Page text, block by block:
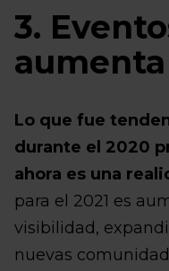
3.
Lo que fue
durante el 2020
ahora es una
para el 2021 es
visibilidad,
nuevas